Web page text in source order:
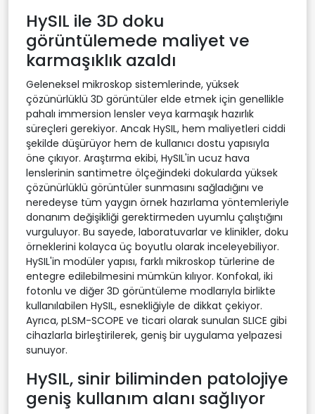
HySIL ile 3D doku
görüntülemede maliyet ve
karmaşıklık azaldı
Geleneksel mikroskop sistemlerinde, yüksek
çözünürlüklü 3D görüntüler elde etmek için genellikle
pahalı immersion lensler veya karmaşık hazırlık
süreçleri gerekiyor. Ancak HySIL, hem maliyetleri ciddi
şekilde düşürüyor hem de kullanıcı dostu yapısıyla
öne çıkıyor. Araştırma ekibi, HySIL'in ucuz hava
lenslerinin santimetre ölçeğindeki dokularda yüksek
çözünürlüklü görüntüler sunmasını sağladığını ve
neredeyse tüm yaygın örnek hazırlama yöntemleriyle
donanım değişikliği gerektirmeden uyumlu çalıştığını
vurguluyor. Bu sayede, laboratuvarlar ve klinikler, doku
örneklerini kolayca üç boyutlu olarak inceleyebiliyor.
HySIL'in modüler yapısı, farklı mikroskop türlerine de
entegre edilebilmesini mümkün kılıyor. Konfokal, iki
fotonlu ve diğer 3D görüntüleme modlarıyla birlikte
kullanılabilen HySIL, esnekliğiyle de dikkat çekiyor.
Ayrıca, pLSM-SCOPE ve ticari olarak sunulan SLICE gibi
cihazlarla birleştirilerek, geniş bir uygulama yelpazesi
sunuyor.
HySIL, sinir biliminden patolojiye
geniş kullanım alanı sağlıyor